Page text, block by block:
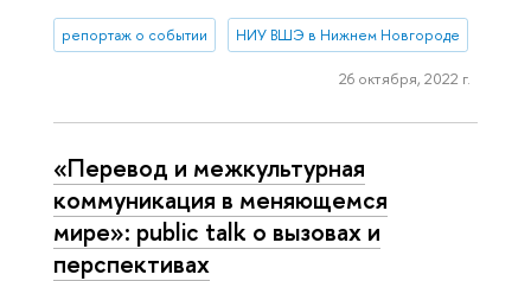
репортаж о событии НИУ ВШЭ в Нижнем Новгороде
26 октября, 2022 г.
«Перевод и межкультурная
коммуникация в меняющемся
мире»: public talk о вызовах и
перспективах